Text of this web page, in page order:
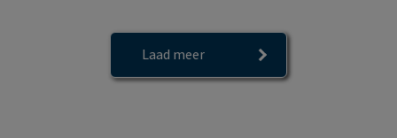
Laad meer